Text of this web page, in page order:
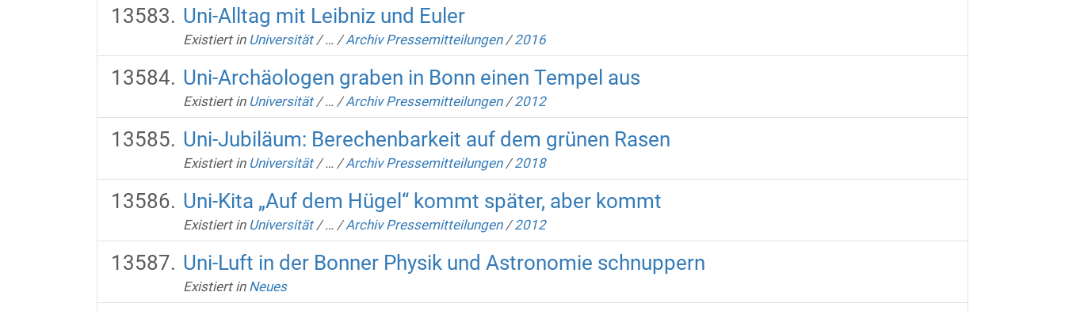
Uni-Alltag mit Leibniz und Euler
Existiert in Universität /… /Archiv Pressemitteilungen /2016
Uni-Archäologen graben in Bonn einen Tempel aus
Existiert in Universität /… /Archiv Pressemitteilungen /2012
Uni-Jubiläum: Berechenbarkeit auf dem grünen Rasen
Existiert in Universität /… /Archiv Pressemitteilungen /2018
Uni-Kita „Auf dem Hügel“ kommt später, aber kommt
Existiert in Universität /… /Archiv Pressemitteilungen /2012
Uni-Luft in der Bonner Physik und Astronomie schnuppern
Existiert in Neues